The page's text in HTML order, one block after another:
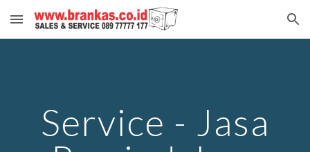
Skip to main content Skip to navigation
Service - Jasa